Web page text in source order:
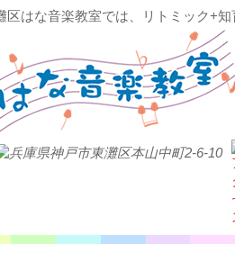
区はな音楽教室では、リトミック+